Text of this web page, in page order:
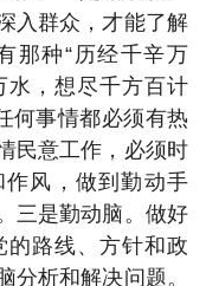
入群众，才能了解
那种“历经千辛万
水，想尽千方百计
何事情都必须有热
民意工作，必须时
作风，做到勤动手
三是勤动脑。做好
路线、方针和政
分析和解决问题。